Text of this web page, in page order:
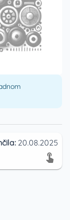
20.08.2025